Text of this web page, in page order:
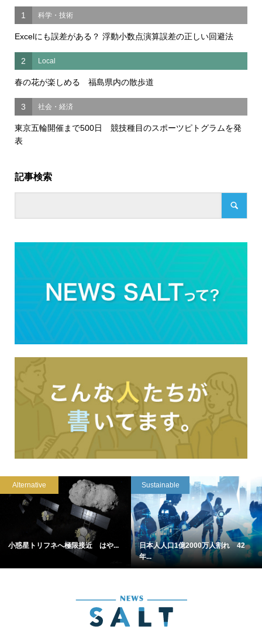
1 科学・技術
Excelにも誤差がある？ 浮動小数点演算誤差の正しい回避法
2 Local
春の花が楽しめる 福島県内の散歩道
3 社会・経済
東京五輪開催まで500日 競技種目のスポーツピトグラムを発
表
記事検索
Alternative
小惑星トリフネへ極限接近 はや...
Sustainable
日本人人口1億2000万人割れ 42
年...